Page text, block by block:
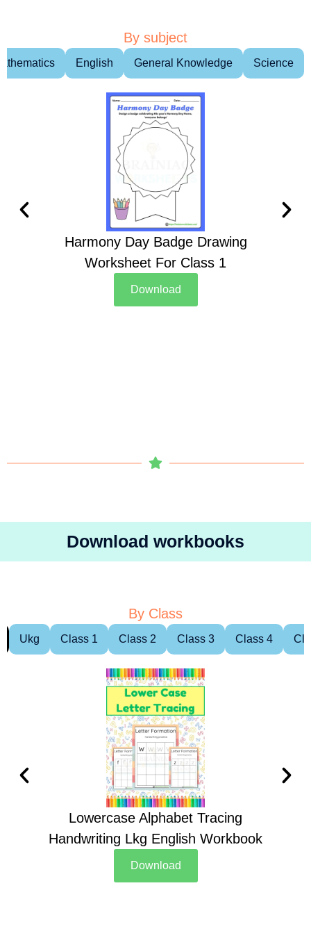
By subject
English General Knowledge Science
Harmony Day Badge Drawing
Worksheet For Class 1
Download
Download workbooks
By Class
Ukg Class 1 Class 2 Class 3 Class 4
Lowercase Alphabet Tracing
Handwriting Lkg English Workbook
Download